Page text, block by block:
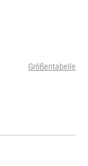
Größentabelle